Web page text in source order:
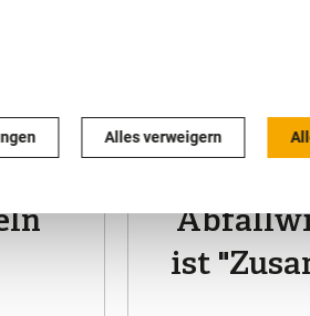
ist
Alles verweigern